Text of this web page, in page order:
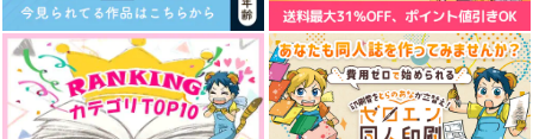
まるで初恋のような
シャンロワ
BLUE TRIAD
Auryn_5
阿吽
ポッポコーン